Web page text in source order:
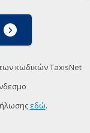
κωδικών TaxisNet
εδώ.